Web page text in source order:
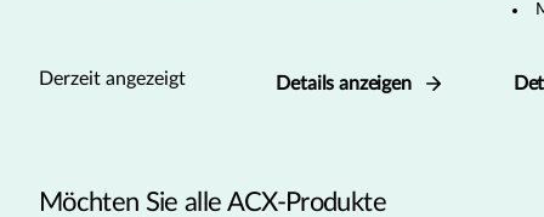
Derzeit angezeigt Details anzeigen
Möchten Sie alle ACX-Produkte